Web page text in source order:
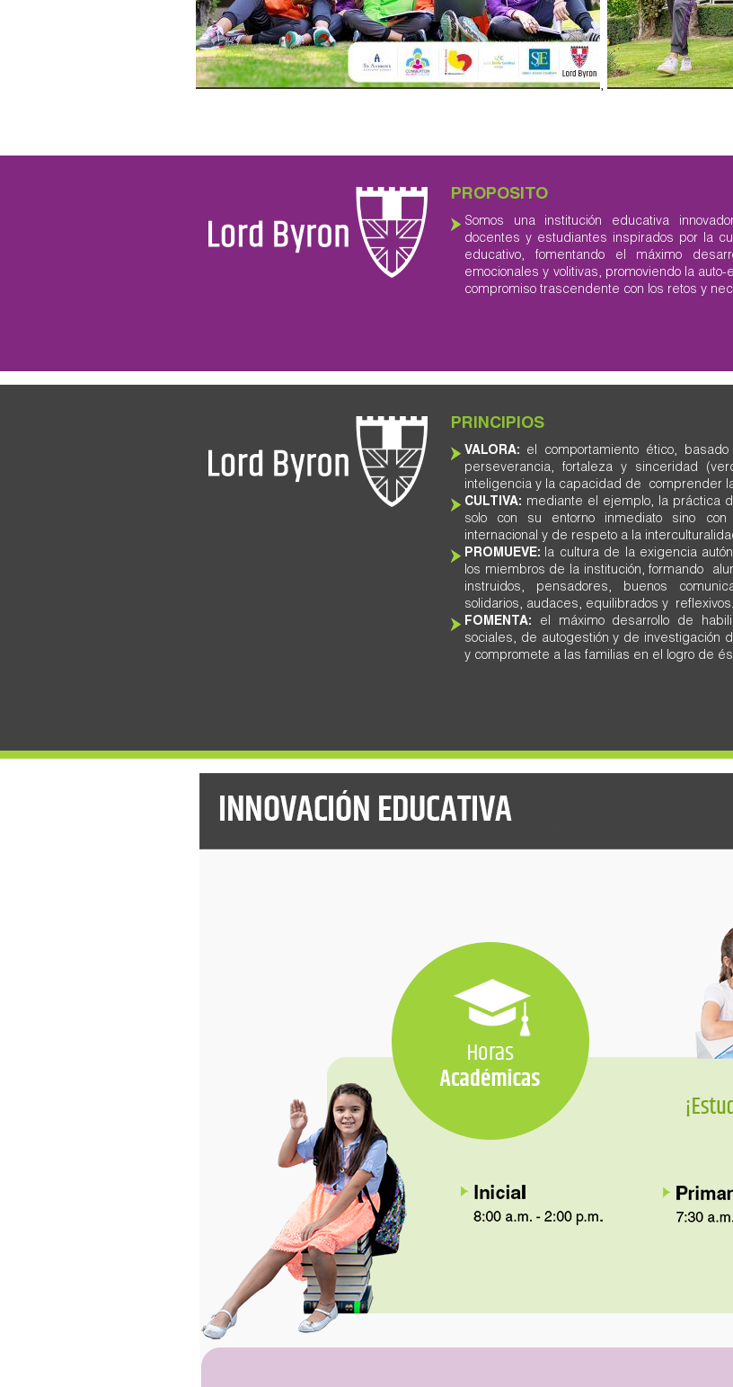
,
PROPOSITO
Somos una institución educativa
docentes y estudiantes inspirados por la
educativo, fomentando el máximo
emocionales y volitivas, promoviendo la
compromiso trascendente con los retos y
PRINCIPIOS
VALORA: el comportamiento ético,
perseverancia, fortaleza y sinceridad
inteligencia y la capacidad de comprender
CULTIVA: mediante el ejemplo, la práctica
solo con su entorno inmediato sino
internacional y de respeto a la
PROMUEVE: la cultura de la exigencia
los miembros de la institución, formando
instruidos, pensadores, buenos
solidarios, audaces, equilibrados y reflexivos.
FOMENTA: el máximo desarrollo de
sociales, de autogestión y de investigación
y compromete a las familias en el logro de